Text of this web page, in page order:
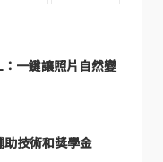
一鍵讓照片自然變
技術和獎學金